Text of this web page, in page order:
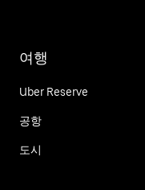
여행
Uber Reserve
공항
도시